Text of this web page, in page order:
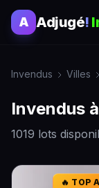
A Adjugé!
Invendus Villes
Invendus
1019 lots
🔥 TOP